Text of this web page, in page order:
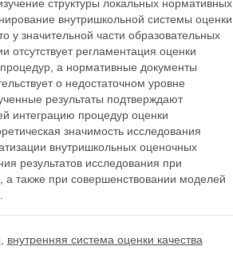
структуры локальных нормативных
внутришкольной системы оценки
у значительной части образовательных
регламентация оценки
а нормативные документы
о недостаточном уровне
результаты подтверждают
интеграцию процедур оценки
значимость исследования
внутришкольных оценочных
результатов исследования при
а также при совершенствовании моделей
внутренняя система оценки качества